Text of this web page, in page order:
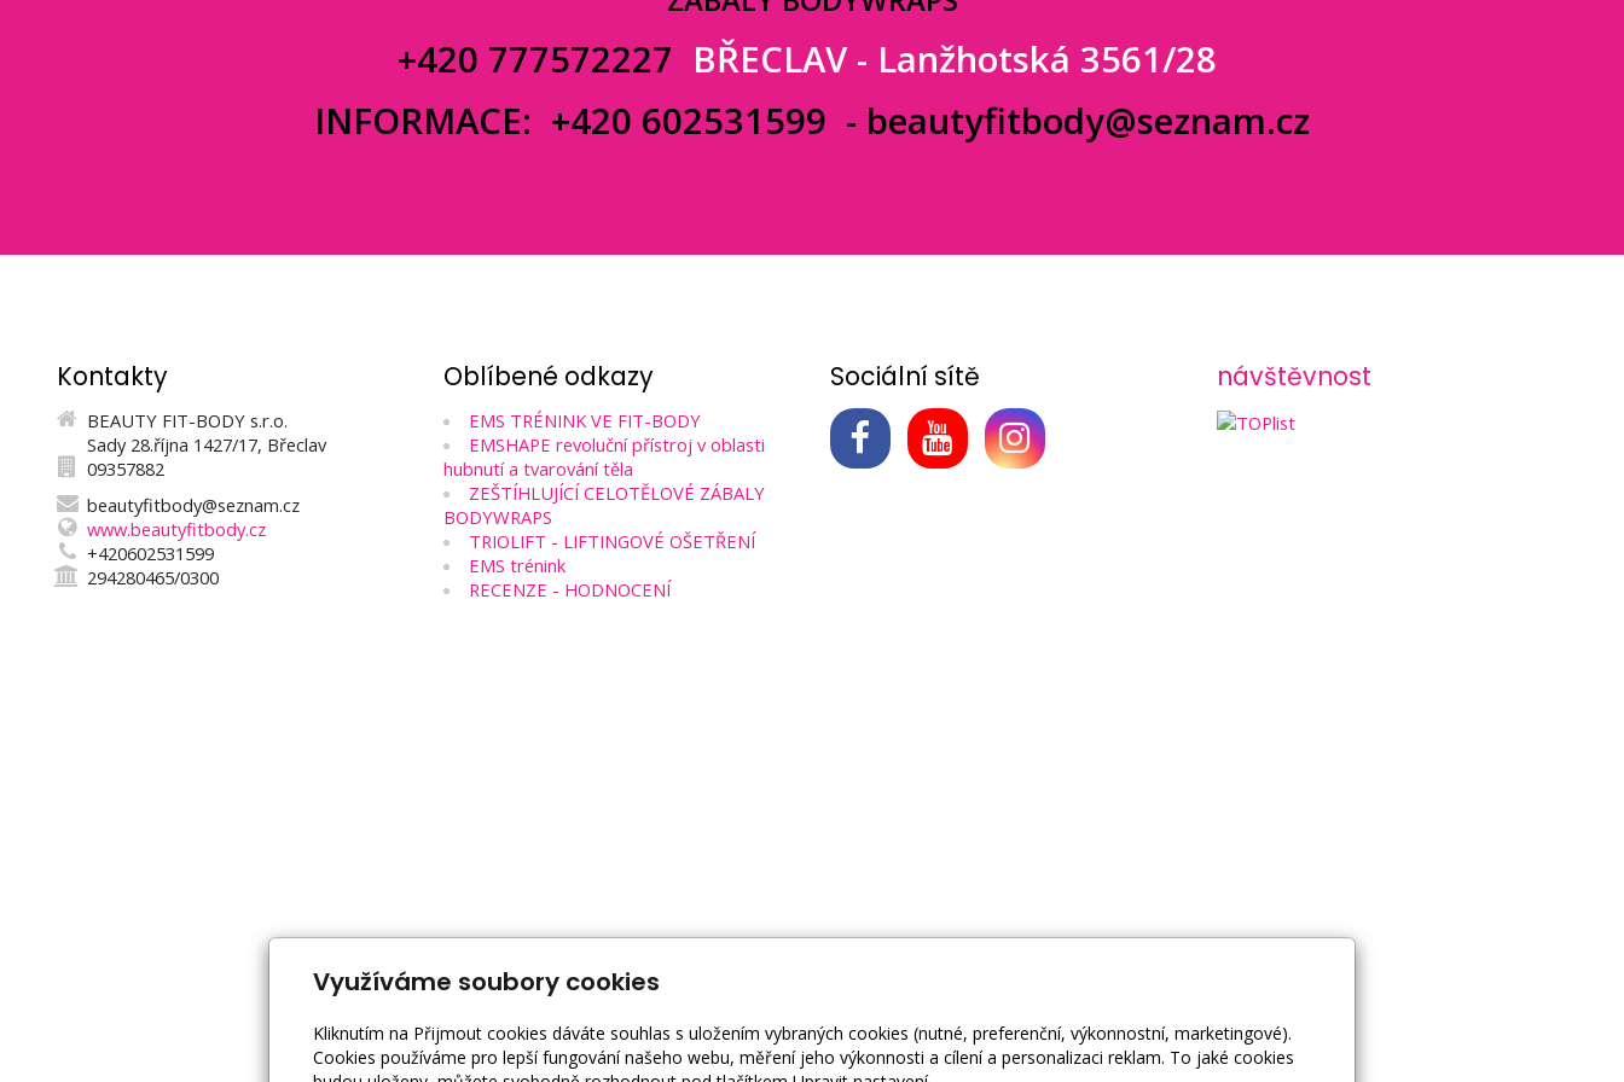
+420 777572227 BŘECLAV - Lanžhotská 3561/28
INFORMACE: +420 602531599 - beautyfitbody@seznam.cz
Kontakty
BEAUTY FIT-BODY s.r.o.
Sady 28.října 1427/17, Břeclav
09357882
beautyfitbody@seznam.cz
www.beautyfitbody.cz
+420602531599
294280465/0300
Oblíbené odkazy
EMS TRÉNINK VE FIT-BODY
EMSHAPE revoluční přístroj v oblasti
hubnutí a tvarování těla
ZEŠTÍHLUJÍCÍ CELOTĚLOVÉ ZÁBALY
BODYWRAPS
TRIOLIFT - LIFTINGOVÉ OŠETŘENÍ
EMS trénink
RECENZE - HODNOCENÍ
Sociální sítě návštěvnost
Využíváme soubory cookies
Kliknutím na Přijmout cookies dáváte souhlas s uložením vybraných cookies (nutné, preferenční, výkonnostní, marketingové).
Cookies používáme pro lepší fungování našeho webu, měření jeho výkonnosti a cílení a personalizaci reklam. To jaké cookies